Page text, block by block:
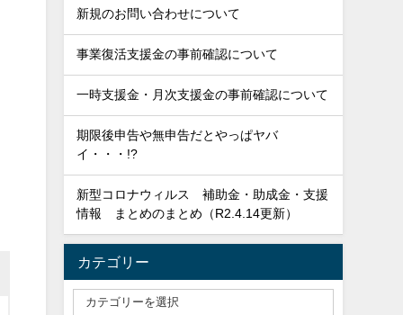
新規のお問い合わせについて
事業復活支援金の事前確認について
一時支援金・月次支援金の事前確認について
期限後申告や無申告だとやっぱヤバ
イ・・・!?
新型コロナウィルス 補助金・助成金・支援
情報 まとめのまとめ（R2.4.14更新）
カテゴリー